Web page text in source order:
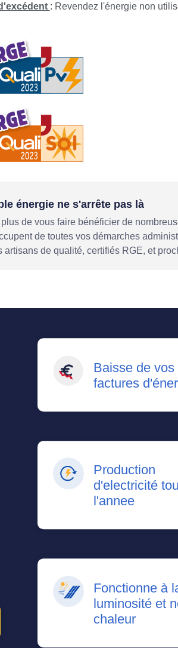
: Revendez l'énergie non
énergie ne s'arrête pas là
plus de vous faire bénéficier de
de toutes vos démarches
artisans de qualité, certifiés RGE, et
Baisse de vos
factures
Production
d'electricité
l'annee
Fonctionne à
luminosité et
chaleur